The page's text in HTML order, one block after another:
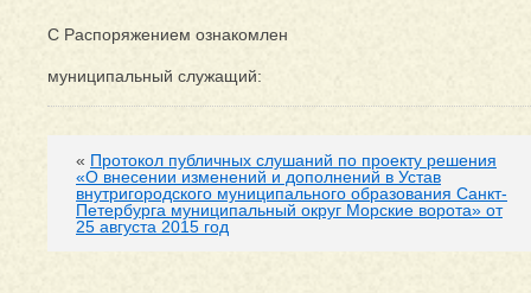
С Распоряжением ознакомлен
муниципальный служащий:
« Протокол публичных слушаний по проекту решения
«О внесении изменений и дополнений в Устав
внутригородского муниципального образования Санкт-
Петербурга муниципальный округ Морские ворота» от
25 августа 2015 год